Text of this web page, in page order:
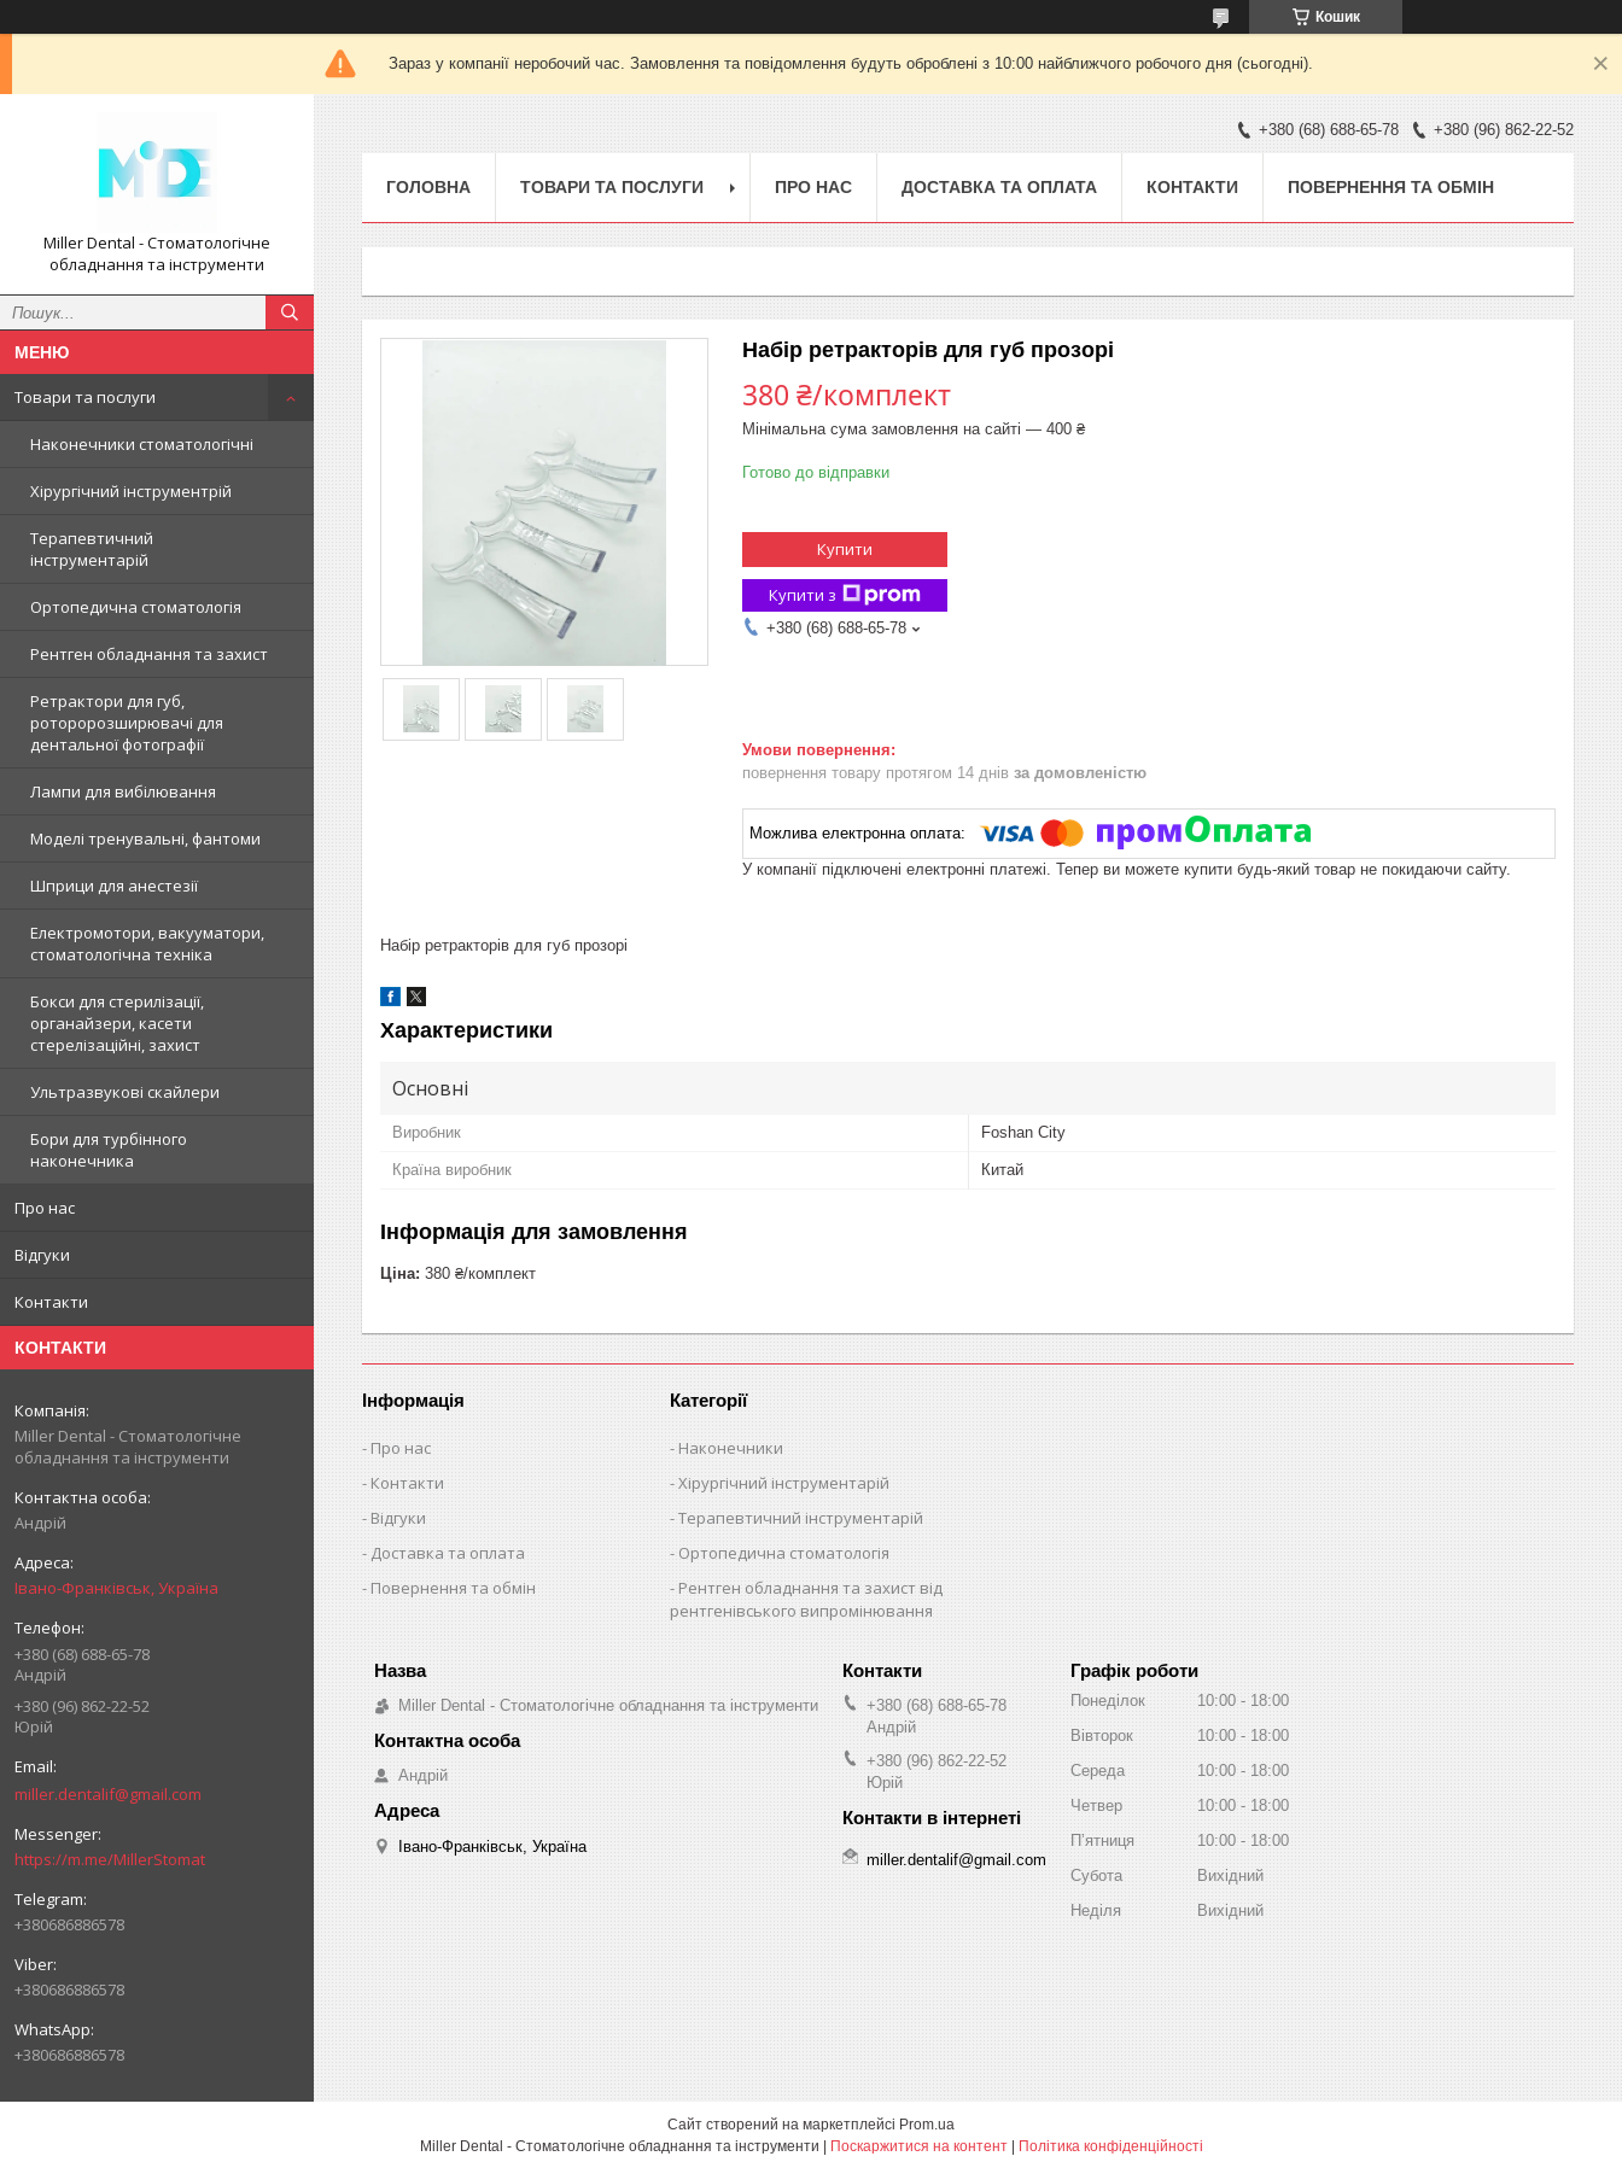
Кошик
Зараз у компанії неробочий час. Замовлення та повідомлення будуть оброблені з 10:00 найближчого робочого дня (сьогодні).
Miller Dental - Стоматологічне
обладнання та інструменти
Товари та послуги
Наконечники стоматологічні
Хірургічний інструментрій
Терапевтичний
інструментарій
Ортопедична стоматологія
Рентген обладнання та захист
Ретрактори для губ,
роторорозширювачі для
дентальної фотографії
Лампи для вибілювання
Моделі тренувальні, фантоми
Шприци для анестезії
Електромотори, вакууматори,
стоматологічна техніка
Бокси для стерилізації,
органайзери, касети
стерелізаційні, захист
Ультразвукові скайлери
Бори для турбінного
наконечника
Про нас
Відгуки
Контакти
КОНТАКТИ
Miller Dental - Стоматологічне
обладнання та інструменти
Андрій
Івано-Франківськ, Україна
+380 (68) 688-65-78
Андрій
+380 (96) 862-22-52
Юрій
miller.dentalif@gmail.com
https://m.me/MillerStomat
+380686886578
+380686886578
+380686886578
+380 (68) 688-65-78 +380 (96) 862-22-52
ГОЛОВНА ТОВАРИ ТА ПОСЛУГИ ПРО НАС ДОСТАВКА ТА ОПЛАТА КОНТАКТИ ПОВЕРНЕННЯ ТА ОБМІН
Набір ретракторів для губ прозорі
380 ₴/комплект
Мінімальна сума замовлення на сайті — 400 ₴
Готово до відправки
Купити
Купити з
+380 (68) 688-65-78
повернення товару протягом 14 днів за домовленістю
У компанії підключені електронні платежі. Тепер ви можете купити будь-який товар не покидаючи сайту.
Набір ретракторів для губ прозорі
Характеристики
Основні
Виробник Foshan City
Країна виробник Китай
Інформація для замовлення
Ціна: 380 ₴/комплект
Інформація
Про нас
Контакти
Відгуки
Доставка та оплата
Повернення та обмін
Категорії
Наконечники
Хірургічний інструментарій
Терапевтичний інструментарій
Ортопедична стоматологія
Рентген обладнання та захист від
рентгенівського випромінювання
Miller Dental - Стоматологічне обладнання та інструменти
Андрій
Івано-Франківськ, Україна
+380 (68) 688-65-78
Андрій
+380 (96) 862-22-52
Юрій
miller.dentalif@gmail.com
Графік роботи
Понеділок 10:00
18:00
Вівторок
10:00
18:00
Середа
10:00
18:00
Четвер
10:00
18:00
Пʼятниця
10:00
18:00
Субота
Вихідний
Неділя
Вихідний
Сайт створений на маркетплейсі Prom.ua
Miller Dental - Стоматологічне обладнання та інструменти | Поскаржитися на контент | Політика конфіденційності